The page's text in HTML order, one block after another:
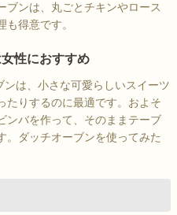
ブンは、丸ごとチキンやロース
も得意です。
性におすすめ
は、小さな可愛らしいスイーツ
たりするのに最適です。およそ
ンバを作って、そのままテーブ
。ダッチオーブンを使ってみた